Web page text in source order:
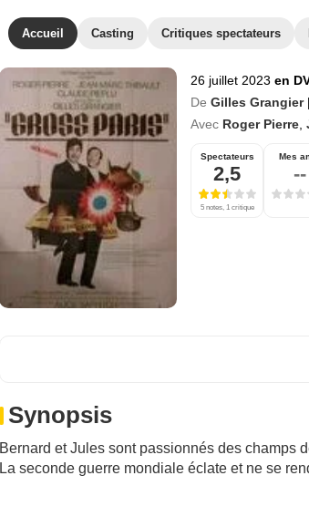
Accueil Casting Critiques spectateurs
26 juillet 2023 en
De Gilles Grangier
Avec Roger Pierre
Spectateurs
2,5
5 notes, 1 critique
Mes
--
Synopsis
Bernard et Jules sont passionnés des champs
La seconde guerre mondiale éclate et ne se